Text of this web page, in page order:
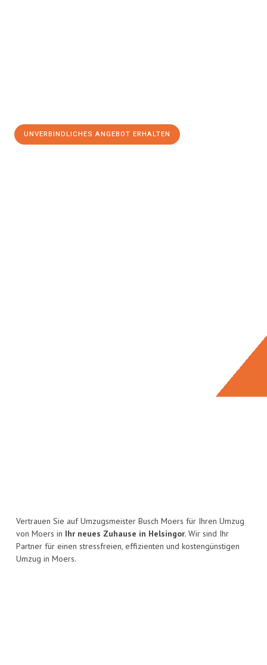
UNVERBINDLICHES ANGEBOT ERHALTEN
Vertrauen Sie auf Umzugsmeister Busch Moers für Ihren Umzug
von Moers in Ihr neues Zuhause in Helsingor. Wir sind Ihr
Partner für einen stressfreien, effizienten und kostengünstigen
Umzug in Moers.